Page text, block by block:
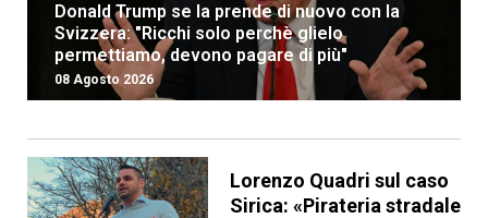
Donald Trump se la prende di nuovo con la
Svizzera: "Ricchi solo perchè glielo
permettiamo, devono pagare di più"
08 Agosto 2026
Lorenzo Quadri sul caso
Sirica: «Pirateria stradale